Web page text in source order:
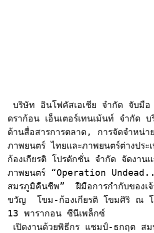
ดราก้อน เอ็นเตอร์เทนเม้นท์ จำกัด บ
ด้านสื่อสารการตลาด, การจัดจำหน่
ภาพยนตร์ ไทยและภาพยนตร์ต่างปร
ก้องเกียรติ โปรดักชั่น จำกัด จัดงานแ
ภาพยนตร์ “Operation
สมรภูมิคืนชีพ”  ฝีมือการกำกับของเจ้
ขวัญ  โขม-ก้องเกียรติ โขมศิริ ณ โ
13 พารากอน ซีนีเพล็กซ์